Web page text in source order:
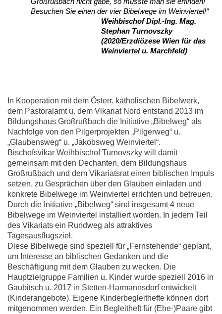
Großrußbach nicht gäbe, so müsste man sie erfinden!
Besuchen Sie einen der vier Bibelwege im Weinviertel!“
Weihbischof Dipl.-Ing. Mag.
Stephan Turnovszky
(2020/Erzdiözese Wien für das
Weinviertel u. Marchfeld)
In Kooperation mit dem Österr. katholischen Bibelwerk,
dem Pastoralamt u. dem Vikariat Nord entstand 2013 im
Bildungshaus Großrußbach die Initiative „Bibelweg“ als
Nachfolge von den Pilgerprojekten „Pilgerweg“ u.
„Glaubensweg“ u. „Jakobsweg Weinviertel“.
Bischofsvikar Weihbischof Turnovszky will damit
gemeinsam mit den Dechanten, dem Bildungshaus
Großrußbach und dem Vikariatsrat einen biblischen Impuls
setzen, zu Gesprächen über den Glauben einladen und
konkrete Bibelwege im Weinviertel errichten und betreuen.
Durch die Initiative „Bibelweg“ sind insgesamt 4 neue
Bibelwege im Weinviertel installiert worden. In jedem Teil
des Vikariats ein Rundweg als attraktives
Tagesausflugsziel.
Diese Bibelwege sind speziell für „Fernstehende“ geplant,
um Interesse an biblischen Gedanken und die
Beschäftigung mit dem Glauben zu wecken. Die
Hauptzielgruppe Familien u. Kinder wurde speziell 2016 in
Gaubitsch u. 2017 in Stetten-Harmannsdorf entwickelt
(Kinderangebote). Eigene Kinderbegleithefte können dort
mitgenommen werden. Ein Begleitheft für (Ehe-)Paare gibt